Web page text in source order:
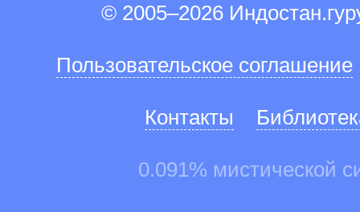
© 2005–2026
Пользовательское соглашение
Контакты
0.091% мистической